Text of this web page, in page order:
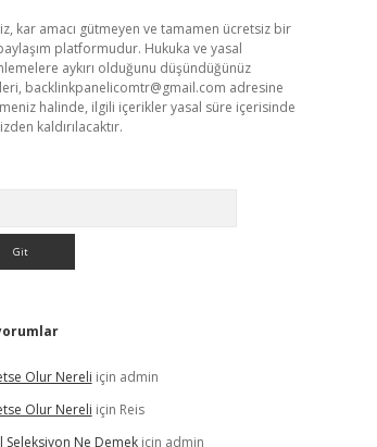
kar amacı gütmeyen ve tamamen ücretsiz bir
platformudur. Hukuka ve yasal
aykırı olduğunu düşündüğünüz
backlinkpanelicomtr@gmail.com adresine
halinde, ilgili içerikler yasal süre içerisinde
kaldırılacaktır.
Olur Nereli için admin
Olur Nereli için Reis
Seleksiyon Ne Demekiçin admin